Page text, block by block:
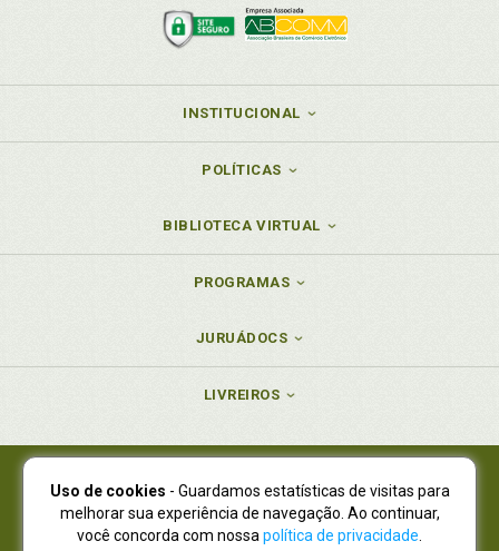
INSTITUCIONAL
POLÍTICAS
BIBLIOTECA VIRTUAL
PROGRAMAS
JURUÁDOCS
LIVREIROS
Juruá Editora Ltda., CNPJ 77.535.508/0001-19
Juruá Informática Ltda., CNPJ 01.701.561/0001-80
NOVO ENDEREÇO:R. Flávio Dallegrave, 7665, São Lourenço |
Uso de cookies - Guardamos estatísticas de visitas para
melhorar sua experiência de navegação. Ao continuar,
você concorda com nossa política de privacidade